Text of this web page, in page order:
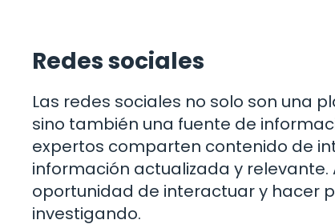
Redes sociales
Las redes sociales no solo son una
sino también una fuente de
expertos comparten contenido de
información actualizada y
oportunidad de interactuar y hacer
investigando.